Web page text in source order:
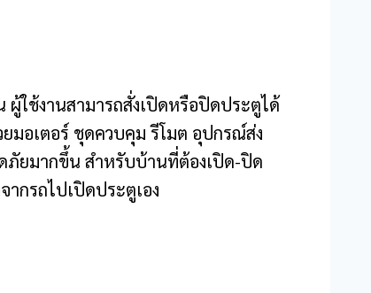
ใช้งานสามารถสั่งเปิดหรือปิดประตูได้
มอเตอร์ ชุดควบคุม รีโมต อุปกรณ์ส่ง
ยมากขึ้น สำหรับบ้านที่ต้องเปิด-ปิด
ากรถไปเปิดประตูเอง